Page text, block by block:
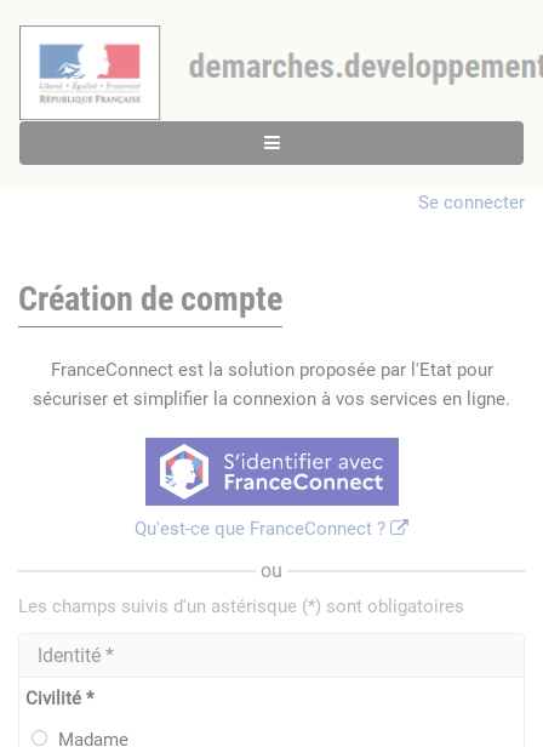
Se connecter
Création de compte
FranceConnect est la solution proposée par l'Etat pour
sécuriser et simplifier la connexion à vos services en ligne.
Qu'est-ce que FranceConnect ?
ou
Les champs suivis d'un astérisque (*) sont obligatoires
Identité *
Civilité *
Madame